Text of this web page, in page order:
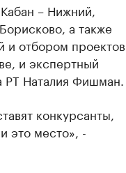
– Нижний,
а также
и отбором проектов
и экспертный
РТ Наталия Фишман.
конкурсанты,
это место», -